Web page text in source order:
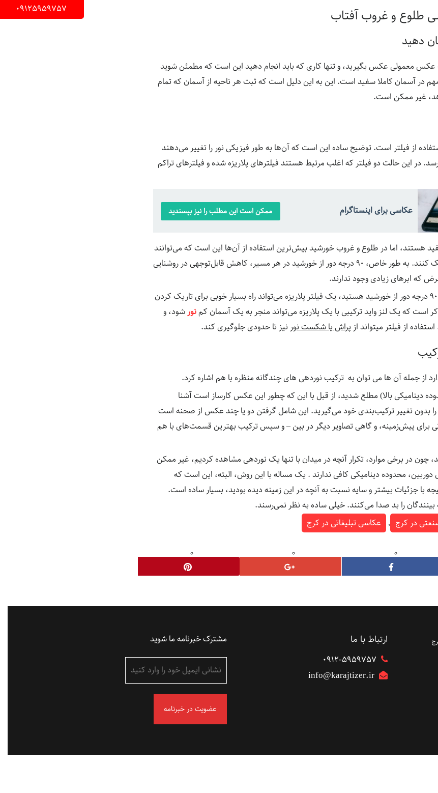
طلوع و غروب آفتاب
دهید
عکس معمولی عکس بگیرید، و تنها کاری که باید انجام دهید این است که مطمئن شوید
در آسمان کاملا سفید است. این به این دلیل است که ثبت هر ناحیه از آسمان که تمام
غیر ممکن است.
از فیلتر است. توضیح ساده این است که آن‌ها به طور فیزیکی نور را تغییر می‌دهند
در این حالت دو فیلتر که اغلب مرتبط هستند فیلترهای پلاریزه شده و فیلترهای تراکم
عکاسی برای اینستاگرام ممکن است این مطلب را نیز بپسندید
هستند، اما در طلوع و غروب خورشید بیش‌ترین استفاده از آن‌ها این است که می‌توانند
مناطق خاصی از آسمان را تاریک کنند. به طور خاص، ۹۰ درجه دور از خورشید در هر مسیر، کاهش قابل‌توجهی در روشنایی
که ابرهای زیادی وجود ندارند.
بنابراین اگر در حال عکاسی از ۹۰ درجه دور از خورشید هستید، یک فیلتر پلاریزه می‌تواند راه بسیار خوبی برای تاریک کردن
است که یک لنز واید ترکیبی با یک پلاریزه می‌تواند منجر به یک آسمان کم نورشود، و
از فیلتر میتواند از پراش یا شکست نور نیز تا حدودی جلوگیری کند.
از جمله آن ها می توان به ترکیب نوردهی های چندگانه منظره با هم اشاره کرد.
دینامیکی بالا) مطلع شدید، از قبل با این که چطور این عکس کارساز است آشنا
تغییر ترکیب‌بندی خود می‌گیرید. این شامل گرفتن دو یا چند عکس از صحنه است
برای پیش‌زمینه، و گاهی تصاویر دیگر در بین – و سپس ترکیب بهترین قسمت‌های با هم
چون در برخی موارد، تکرار آنچه در میدان با تنها یک نوردهی مشاهده کردیم، غیر ممکن
محدوده دینامیکی کافی ندارند . یک مساله با این روش، البته، این است که
با جزئیات بیشتر و سایه نسبت به آنچه در این زمینه دیده بودید، بسیار ساده است.
بینندگان را بد صدا می‌کنند. خیلی ساده به نظر نمی‌رسند.
در کرج , عکاسی تبلیغاتی در کرج
ارتباط با ما
۰۹۱۲-5959757
info@karajtizer.ir
مشترک خبرنامه ما شوید
09125959757